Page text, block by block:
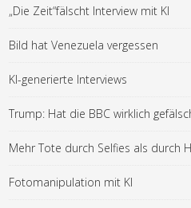
„Die Zeit“fälscht Interview mit KI
Bild hat Venezuela vergessen
KI-generierte Interviews
Trump: Hat die BBC wirklich
Mehr Tote durch Selfies als durch
Fotomanipulation mit KI